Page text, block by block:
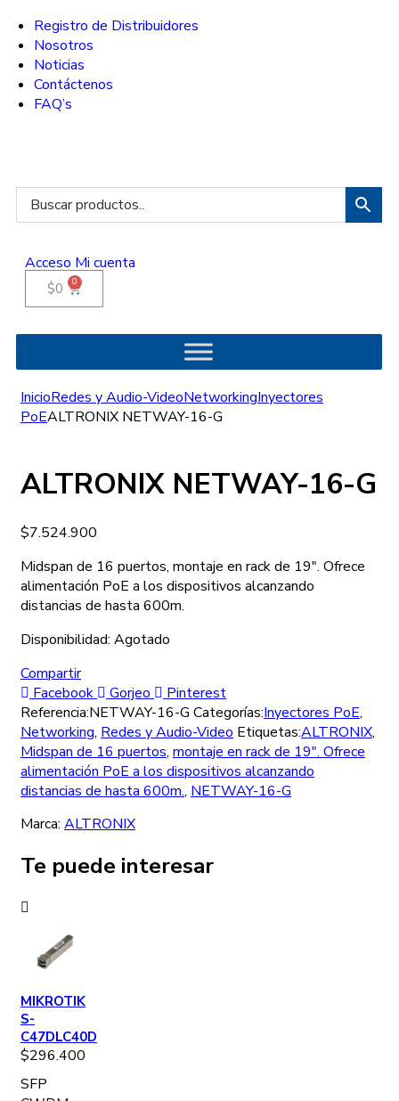
Registro de Distribuidores
Nosotros
Noticias
Contáctenos
FAQ’s
Acceso Mi cuenta
$0 0
InicioRedes y Audio-VideoNetworkingInyectores
PoEALTRONIX NETWAY-16-G
ALTRONIX NETWAY-16-G
$7.524.900
Midspan de 16 puertos, montaje en rack de 19″. Ofrece
alimentación PoE a los dispositivos alcanzando
distancias de hasta 600m.
Disponibilidad: Agotado
Compartir
Facebook
Gorjeo
Pinterest
Referencia:NETWAY-16-G Categorías:Inyectores PoE,
Networking, Redes y Audio-Video Etiquetas:ALTRONIX,
Midspan de 16 puertos, montaje en rack de 19". Ofrece
alimentación PoE a los dispositivos alcanzando
distancias de hasta 600m., NETWAY-16-G
Marca: ALTRONIX
Te puede interesar
MIKROTIK
S-
C47DLC40D
$296.400
SFP